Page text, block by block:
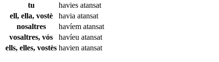
tu
havies atansat
ell, ella, vostè
havia atansat
nosaltres
havíem atansat
vosaltres, vós
havíeu atansat
ells, elles, vostès havien atansat